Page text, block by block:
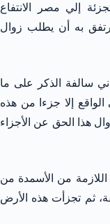
إلي مصر الانتفاع
به أن يطلب زوال
الفقرة الثانية من المادة 1024 مدني سالفة الذكر على ما
الواقع إلا جزءا من هذه
هذا الحق عن الأجزاء
من الأسمدة من
ثم تجزأت هذه الأرض